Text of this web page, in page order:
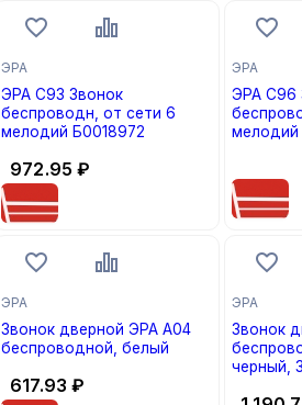
ЭРА
ЭРА С93 Звонок
беспроводн, от сети 6
мелодий Б0018972
972.95 ₽
ЭРА
ЭРА С96
мелодий
ЭРА
Звонок дверной ЭРА A04
беспроводной, белый
617.93 ₽
ЭРА
Звонок
черный,